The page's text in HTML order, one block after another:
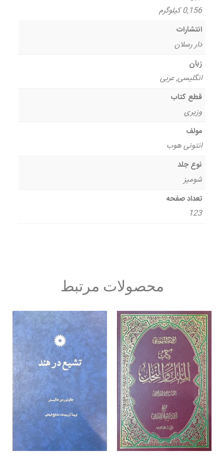
0,156 کیلوگرم
انتشارات
دار رسلان
زبان
انگلیسی, عربی
قطع کتاب
وزیری
مولف
انتونی هوب
نوع جلد
شومیز
تعداد صفحه
123
محصولات مرتبط